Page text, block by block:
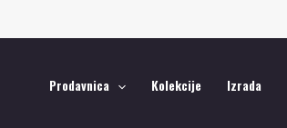
na
Prodavnica Kolekcije Izrada